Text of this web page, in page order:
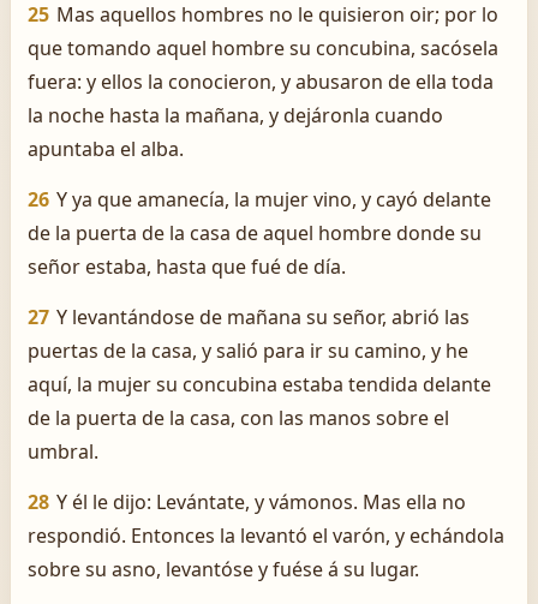
25 Mas aquellos hombres no le quisieron oir; por lo
que tomando aquel hombre su concubina, sacósela
fuera: y ellos la conocieron, y abusaron de ella toda
la noche hasta la mañana, y dejáronla cuando
apuntaba el alba.
26 Y ya que amanecía, la mujer vino, y cayó delante
de la puerta de la casa de aquel hombre donde su
señor estaba, hasta que fué de día.
27 Y levantándose de mañana su señor, abrió las
puertas de la casa, y salió para ir su camino, y he
aquí, la mujer su concubina estaba tendida delante
de la puerta de la casa, con las manos sobre el
umbral.
28 Y él le dijo: Levántate, y vámonos. Mas ella no
respondió. Entonces la levantó el varón, y echándola
sobre su asno, levantóse y fuése á su lugar.